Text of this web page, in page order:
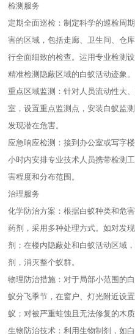
检测服务
定期全面巡检：制定科学的巡检周
害的区域，包括走廊、卫生间、仓
行全面细致的检查。运用专业检测
精准检测隐蔽区域的白蚁活动迹象。
重点区域监测：针对人员流动性大
室，设置重点监测点，安装白蚁监
发现潜在危害。
应急响应检测：接到办公室或写字
小时内安排专业技术人员携带检测
害程度和分布范围。
治理服务
化学防治方案：根据白蚁种类和危
药剂，采用多种处理方式。如对发
剂；在楼内隐蔽处和白蚁活动区域
剂，消灭整个蚁群。
物理防治措施：对于局部小范围的
蚁分飞季节，在窗户、灯光附近设
蚁；对被严重蛀蚀且无法修复的木
生物防治技术：利用生物制剂，如